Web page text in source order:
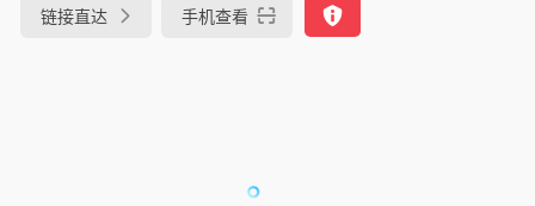
链接直达 手机查看